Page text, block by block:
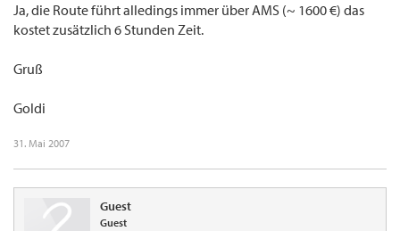
Ja, die Route führt alledings immer über AMS (~ 1600 €) das
kostet zusätzlich 6 Stunden Zeit.
Gruß
Goldi
31. Mai 2007
Guest
Guest